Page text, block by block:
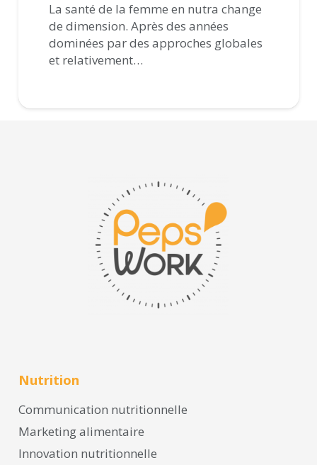
La santé de la femme en nutra change
de dimension. Après des années
dominées par des approches globales
et relativement…
Nutrition
Communication nutritionnelle
Marketing alimentaire
Innovation nutritionnelle